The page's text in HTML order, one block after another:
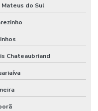
Mateus do Sul
Chateaubriand